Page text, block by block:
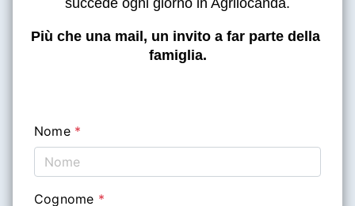
succede ogni giorno in Agrilocanda.
Più che una mail, un invito a far parte della
famiglia.
Nome *
Cognome *